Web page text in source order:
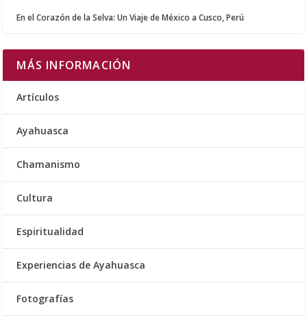
En el Corazón de la Selva: Un Viaje de México a Cusco, Perú
MÁS INFORMACIÓN
Artículos
Ayahuasca
Chamanismo
Cultura
Espiritualidad
Experiencias de Ayahuasca
Fotografías